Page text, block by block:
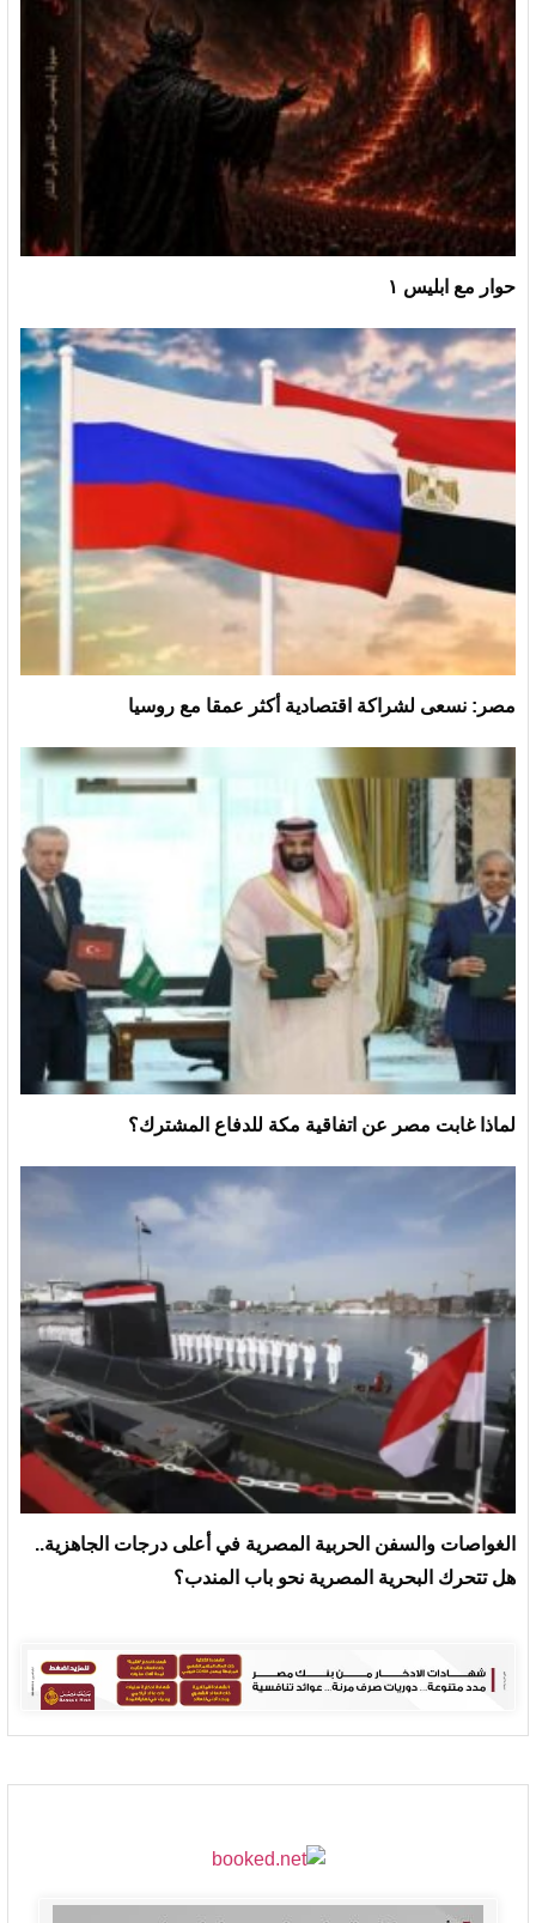
حوار مع ابليس ١
مصر: نسعى لشراكة اقتصادية أكثر عمقا مع روسيا
لماذا غابت مصر عن اتفاقية مكة للدفاع المشترك؟
الغواصات والسفن الحربية المصرية في أعلى درجات الجاهزية..
هل تتحرك البحرية المصرية نحو باب المندب؟